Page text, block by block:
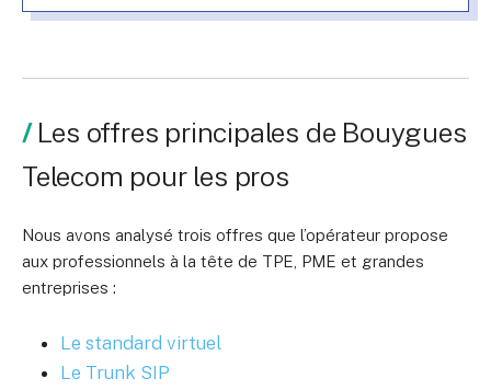
Les offres principales de Bouygues
Telecom pour les pros
Nous avons analysé trois offres que l’opérateur propose
aux professionnels à la tête de TPE, PME et grandes
entreprises :
Le standard virtuel
Le Trunk SIP